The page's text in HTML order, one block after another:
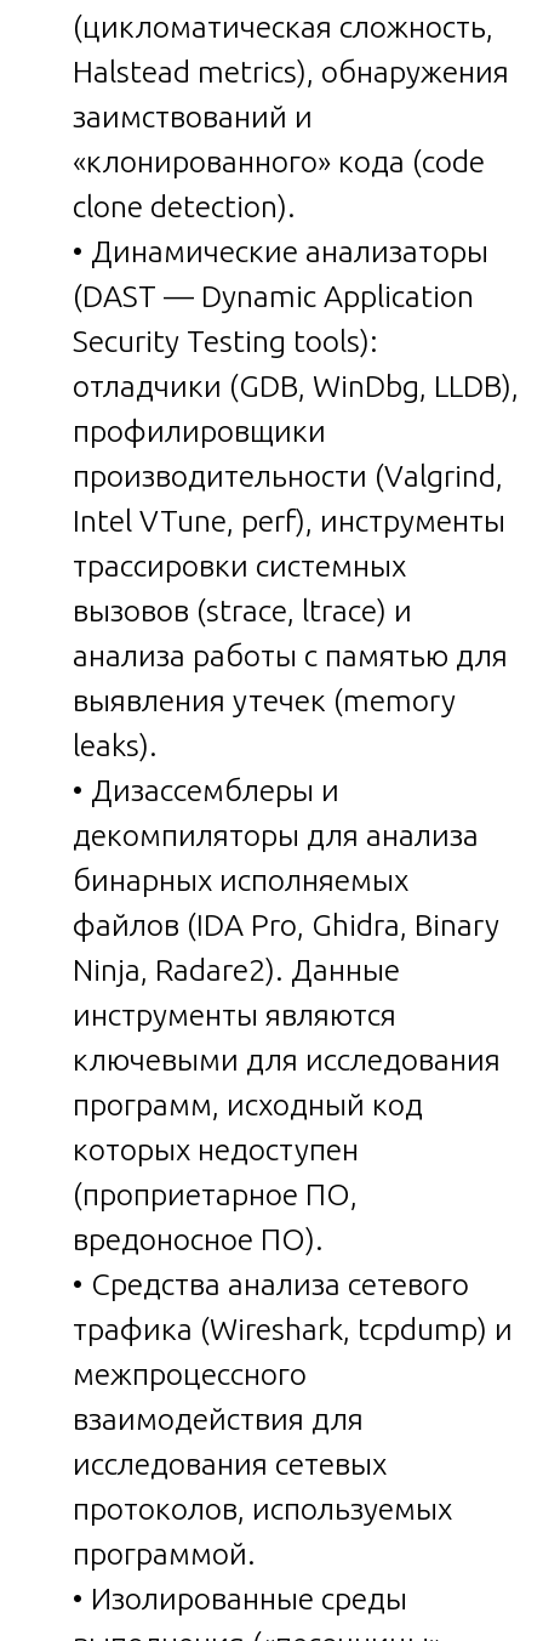
(цикломатическая сложность,
Halstead metrics), обнаружения
заимствований и
«клонированного» кода (code
clone detection).
• Динамические анализаторы
(DAST — Dynamic Application
Security Testing tools):
отладчики (GDB, WinDbg, LLDB),
профилировщики
производительности (Valgrind,
Intel VTune, perf), инструменты
трассировки системных
вызовов (strace, ltrace) и
анализа работы с памятью для
выявления утечек (memory
leaks).
• Дизассемблеры и
декомпиляторы для анализа
бинарных исполняемых
файлов (IDA Pro, Ghidra, Binary
Ninja, Radare2). Данные
инструменты являются
ключевыми для исследования
программ, исходный код
которых недоступен
(проприетарное ПО,
вредоносное ПО).
• Средства анализа сетевого
трафика (Wireshark, tcpdump) и
межпроцессного
взаимодействия для
исследования сетевых
протоколов, используемых
программой.
• Изолированные среды